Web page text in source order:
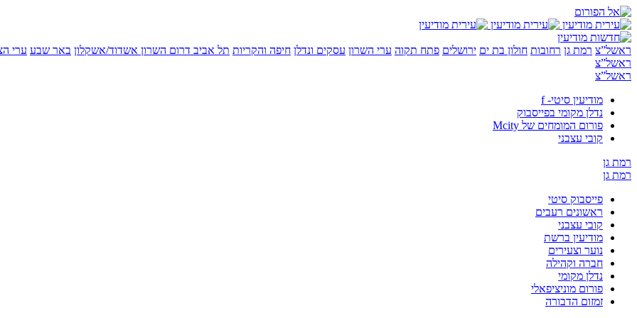
ראשל”צ רמת גן רחובות חולון בת ים ירושלים פתח תקוה ערי השרון עסקים ונדלן חיפה והקריות תל אביב דרום השרון אשדוד/אשקלון באר שבע ערי
ראשל”צ
ראשל”צ
מודיעין סיטי- f
נדלן מקומי בפייסבוק
פורום המומחים של Mcity
קובי עצבני
רמת גן
רמת גן
פייסבוק סיטי
ראשונים רעבים
קובי עצבני
מודיעין ברשת
נוער וצעירים
חברה וקהילה
נדלן מקומי
פורום מוניציפאלי
זמזום הדבורה